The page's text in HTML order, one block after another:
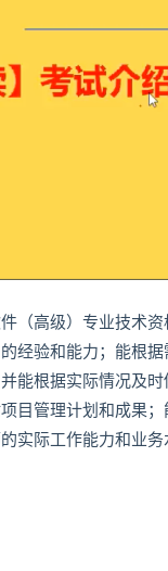
（高级）专业技术
经验和能力；能根
能根据实际情况及
目管理计划和成果
实际工作能力和业务